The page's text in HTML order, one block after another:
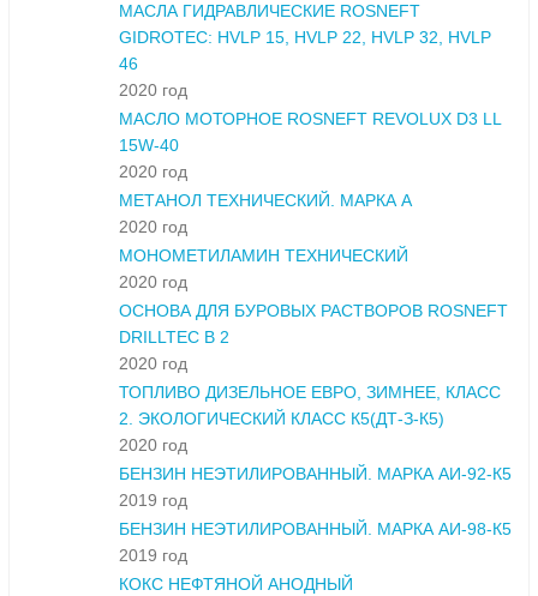
МАСЛА ГИДРАВЛИЧЕСКИЕ ROSNEFT
GIDROTEC: HVLP 15, HVLP 22, HVLP 32, HVLP
46
2020 год
МАСЛО МОТОРНОЕ ROSNEFT REVOLUX D3 LL
15W-40
2020 год
МЕТАНОЛ ТЕХНИЧЕСКИЙ. МАРКА А
2020 год
МОНОМЕТИЛАМИН ТЕХНИЧЕСКИЙ
2020 год
ОСНОВА ДЛЯ БУРОВЫХ РАСТВОРОВ ROSNEFT
DRILLTEC B 2
2020 год
ТОПЛИВО ДИЗЕЛЬНОЕ ЕВРО, ЗИМНЕЕ, КЛАСС
2. ЭКОЛОГИЧЕСКИЙ КЛАСС К5(ДТ-З-К5)
2020 год
БЕНЗИН НЕЭТИЛИРОВАННЫЙ. МАРКА АИ-92-К5
2019 год
БЕНЗИН НЕЭТИЛИРОВАННЫЙ. МАРКА АИ-98-К5
2019 год
КОКС НЕФТЯНОЙ АНОДНЫЙ